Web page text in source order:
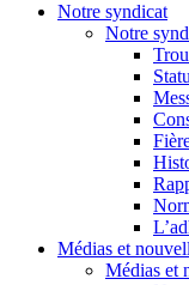
Notre syndicat
Notre
Médias et
Médias et